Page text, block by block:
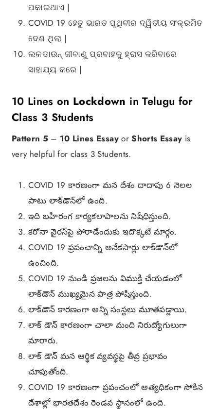
ପକାଇଥାଏ |
COVID 19 ହେତୁ ଭାରତ ପୃଥିବୀର ଦ୍ୱିତୀୟ ସଂକ୍ରମିତ
ଦେଶ ଥିଲା |
ଲକଡାଉନ୍ ଜୀବାଣୁ ପ୍ରବାହକୁ ହ୍ରାସ କରିବାରେ
ସାହାଯ୍ୟ କରେ |
10 Lines on Lockdown in Telugu for
Class 3 Students
Pattern 5 – 10 Lines EssayorShorts Essay is
very helpful for class 3 Students.
COVID 19 కారణంగా మన దేశం దాదాపు 6 నెలల
పాటు లాక్‌డౌన్‌లో ఉంది.
ఇది బహిరంగ కార్యకలాపాలను నిషేధిస్తుంది.
కరోనా వైరస్‌పై పోరాడేందుకు ఇదొక్కటే మార్గం.
COVID 19 ప్రపంచాన్ని అనేకసార్లు లాక్‌డౌన్‌లో
ఉంచింది.
COVID 19 నుండి ప్రజలను విముక్తి చేయడంలో
లాక్‌డౌన్ ముఖ్యమైన పాత్ర పోషిస్తుంది.
లాక్‌డౌన్‌ కారణంగా అన్ని సంస్థలు మూతపడ్డాయి.
లాక్ డౌన్ కారణంగా చాలా మంది నిరుద్యోగులుగా
మారారు.
లాక్ డౌన్ మన ఆర్థిక వ్యవస్థపై తీవ్ర ప్రభావం
చూపుతోంది.
COVID 19 కారణంగా ప్రపంచంలో అత్యధికంగా సోకిన
దేశాల్లో భారతదేశం రెండవ స్థానంలో ఉంది.